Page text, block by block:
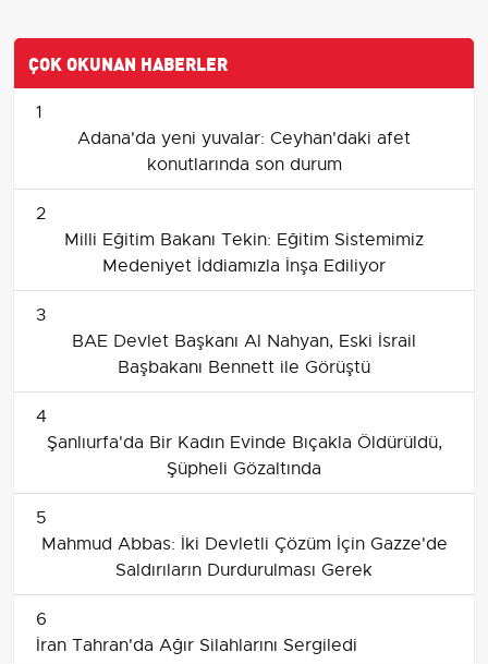
ÇOK OKUNAN HABERLER
1
Adana'da yeni yuvalar: Ceyhan'daki afet
konutlarında son durum
2
Milli Eğitim Bakanı Tekin: Eğitim Sistemimiz
Medeniyet İddiamızla İnşa Ediliyor
3
BAE Devlet Başkanı Al Nahyan, Eski İsrail
Başbakanı Bennett ile Görüştü
4
Şanlıurfa'da Bir Kadın Evinde Bıçakla Öldürüldü,
Şüpheli Gözaltında
5
Mahmud Abbas: İki Devletli Çözüm İçin Gazze'de
Saldırıların Durdurulması Gerek
6
İran Tahran'da Ağır Silahlarını Sergiledi